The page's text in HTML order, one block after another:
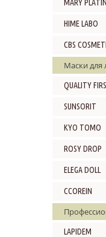
MARY
HIME LABO
CBS
Маски для
QUALITY
SUNSORIT
KYO TOMO
ROSY DROP
ELEGA DOLL
CCOREIN
LAPIDEM